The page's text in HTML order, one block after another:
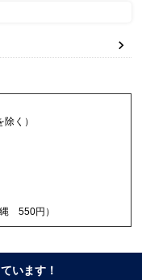
く）
550円）
います！